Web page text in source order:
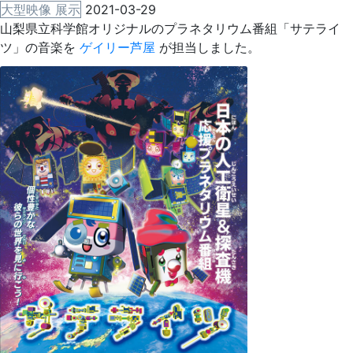
大型映像 展示 2021-03-29
山梨県立科学館オリジナルのプラネタリウム番組「サテライ
ツ」の音楽を ゲイリー芦屋 が担当しました。